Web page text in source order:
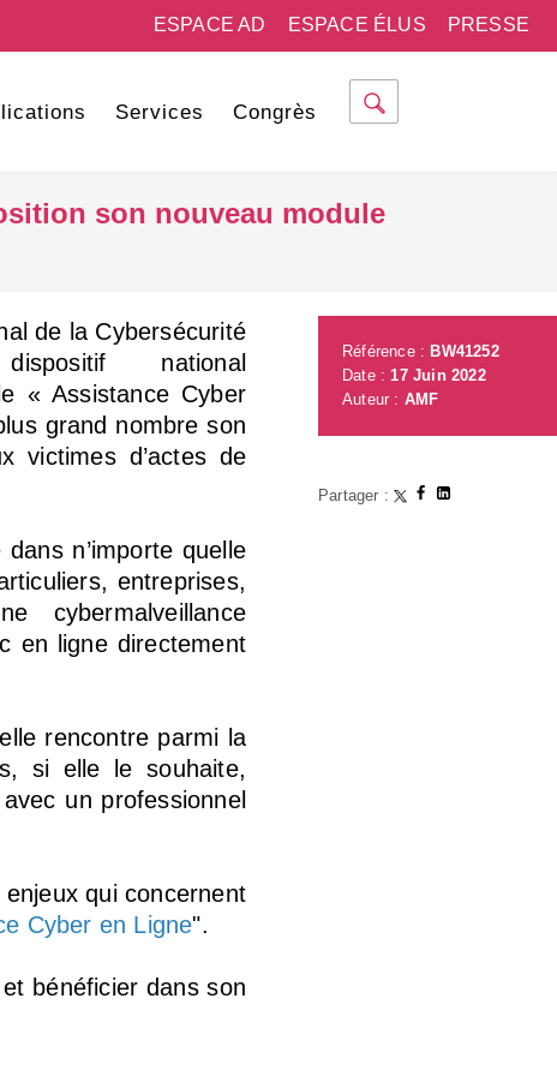
PRESSE
ESPACE ÉLUS
ESPACE AD
Services Congrès
son nouveau module
de la Cybersécurité
national
« Assistance Cyber
grand nombre son
victimes d’actes de
n’importe quelle
entreprises,
cybermalveillance
en ligne directement
rencontre parmi la
si elle le souhaite,
un professionnel
qui concernent
Cyber en Ligne".
bénéficier dans son
Référence : BW41252
Date :17 Juin 2022
Auteur : AMF
Partager :